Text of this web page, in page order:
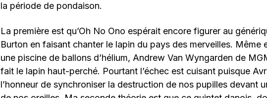
la période de pondaison.
La première est qu’Oh No Ono espérait encore figurer au
Burton en faisant chanter le lapin du pays des merveilles. Même
une piscine de ballons d’hélium, Andrew Van Wyngarden de
fait le lapin haut-perché. Pourtant l’échec est cuisant puisque
l’honneur de synchroniser la destruction de nos pupilles devant